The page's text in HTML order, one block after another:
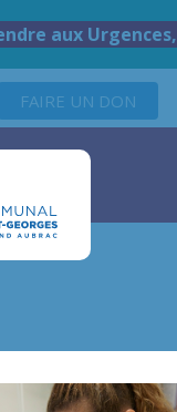
aux
FAIRE UN DON
des médecins